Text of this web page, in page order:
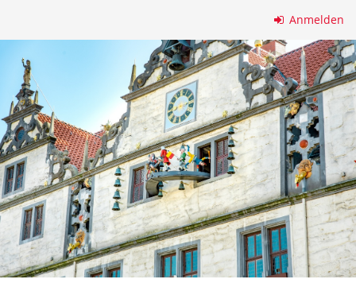
springen
Anmelden